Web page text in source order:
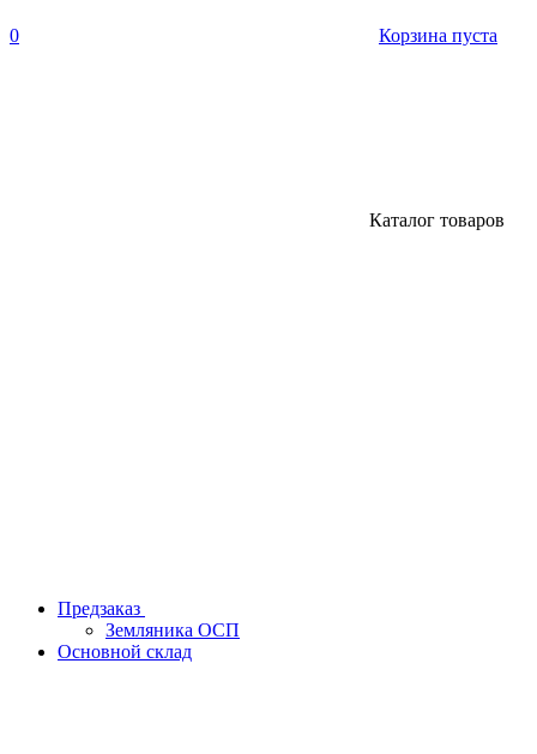
0 Корзина пуста
Каталог товаров
Предзаказ
Земляника ОСП
Основной склад